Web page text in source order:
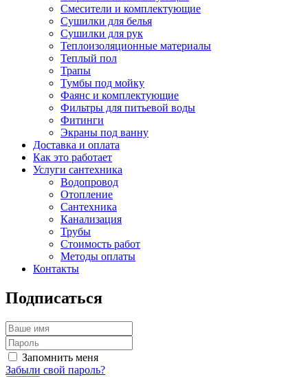
Смесители и комплектующие
Сушилки для белья
Сушилки для рук
Теплоизоляционные материалы
Теплый пол
Трапы
Тумбы под мойку
Фаянс и комплектующие
Фильтры для питьевой воды
Фитинги
Экраны под ванну
Доставка и оплата
Как это работает
Услуги сантехника
Водопровод
Отопление
Сантехника
Канализация
Трубы
Стоимость работ
Методы оплаты
Контакты
Подписаться
Запомнить меня
Забыли свой пароль?